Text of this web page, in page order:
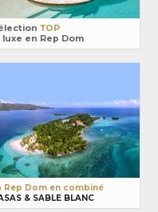
TOP
luxe en Rep Dom
Rep Dom en combiné
& SABLE BLANC